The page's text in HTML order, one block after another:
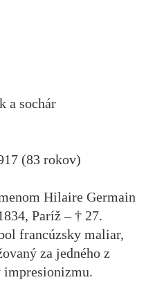
a sochár
(83 rokov)
Hilaire Germain
Paríž – † 27.
francúzsky maliar,
za jedného z